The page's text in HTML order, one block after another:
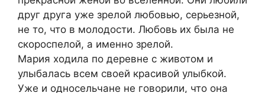
друг друга уже зрелой любовью, серьезной,
не то, что в молодости. Любовь их была не
скороспелой, а именно зрелой.
Мария ходила по деревне с животом и
улыбалась всем своей красивой улыбкой.
Уже и односельчане не говорили, что она